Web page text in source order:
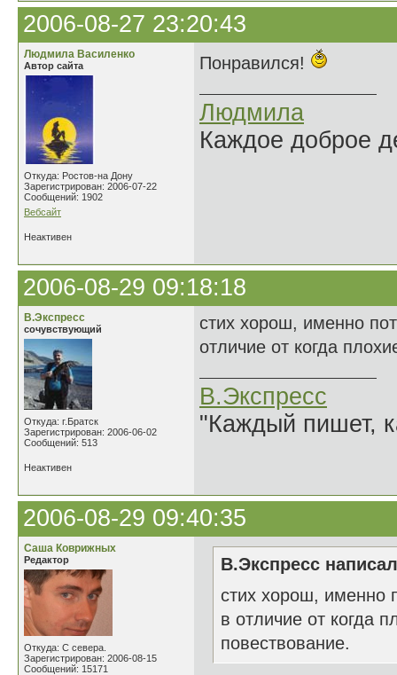
2006-08-27 23:20:43
Людмила Василенко
Автор сайта
Откуда: Ростов-на Дону
Зарегистрирован: 2006-07-22
Сообщений: 1902
Вебсайт
Понравился!
Людмила
Каждое доброе
Неактивен
2006-08-29 09:18:18
В.Экспресс
сочувствующий
Откуда: г.Братск
Зарегистрирован: 2006-06-02
Сообщений: 513
стих хорош, именно
отличие от когда
В.Экспресс
"Каждый пишет,
Неактивен
2006-08-29 09:40:35
Саша Коврижных
Редактор
Откуда: С севера.
Зарегистрирован: 2006-08-15
Сообщений: 15171
В.Экспресс
стих хорош, именно
в отличие от когда
повествование.